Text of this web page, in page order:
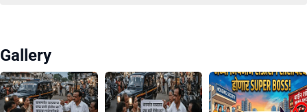
Gallery